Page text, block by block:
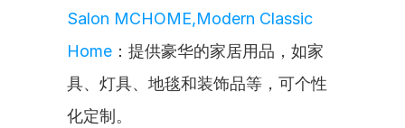
Salon MCHOME,Modern Classic
Home ：提供豪华的家居用品，如家
具、灯具、地毯和装饰品等，可个性
化定制。